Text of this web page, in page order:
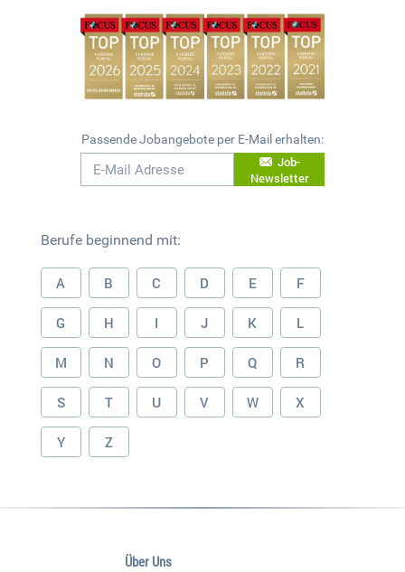
Passende Jobangebote per E-Mail erhalten:
Job-
Newsletter
Berufe beginnend mit:
A B C D E F
G H I J K L
M N O P Q R
S T U V W X
Y Z
Über Uns